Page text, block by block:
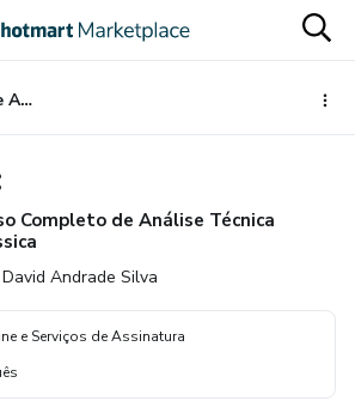
Curso Completo de Análise Técnica Clássica
Completo de Análise Técnica
David Andrade Silva
e Serviços de Assinatura